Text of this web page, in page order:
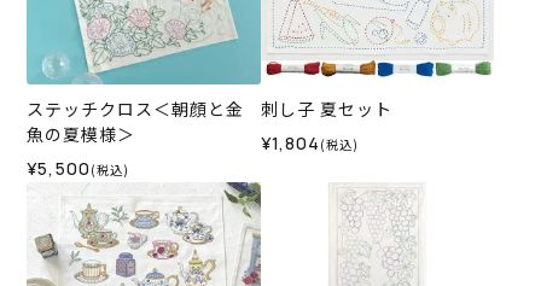
ステッチクロス＜朝顔と金
魚の夏模様＞
¥5,500 (税込)
刺し子 夏セット
¥1,804 (税込)